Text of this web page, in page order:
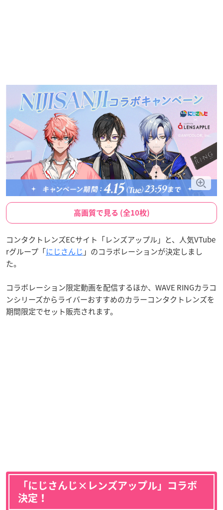
高画質で見る (全10枚)
コンタクトレンズECサイト「レンズアップル」と、人気VTube
rグループ「にじさんじ 」のコラボレーションが決定しまし
た。
コラボレーション限定動画を配信するほか、WAVE RINGカラコ
ンシリーズからライバーおすすめのカラーコンタクトレンズを
期間限定でセット販売されます。
「にじさんじ×レンズアップル」コラボ
決定！